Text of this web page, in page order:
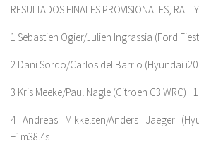
RESULTADOS FINALES PROVISIONALES,
1 Sebastien Ogier/Julien Ingrassia (Ford
2 Dani Sordo/Carlos del Barrio (Hyundai i20
3 Kris Meeke/Paul Nagle (Citroen C3 WRC)
4 Andreas Mikkelsen/Anders Jaeger
+1m38.4s